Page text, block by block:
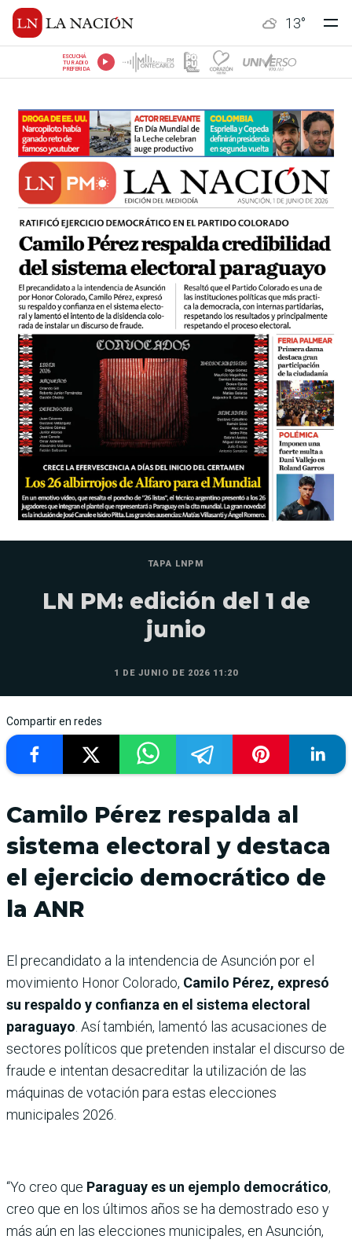
13°
ESCUCHÁ
TU RADIO
PREFERIDA
TAPA LNPM
LN PM: edición del 1 de
junio
1 DE JUNIO DE 2026 11:20
Compartir en redes
Camilo Pérez respalda al
sistema electoral y destaca
el ejercicio democrático de
la ANR
El precandidato a la intendencia de Asunción por el
movimiento Honor Colorado, Camilo Pérez, expresó
su respaldo y confianza en el sistema electoral
paraguayo . Así también, lamentó las acusaciones de
sectores políticos que pretenden instalar el discurso de
fraude e intentan desacreditar la utilización de las
máquinas de votación para estas elecciones
municipales 2026.
“Yo creo que Paraguay es un ejemplo democrático,
creo que en los últimos años se ha demostrado eso y
más aún en las elecciones municipales, en Asunción,